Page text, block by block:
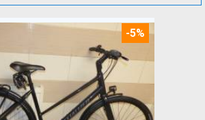
-5%